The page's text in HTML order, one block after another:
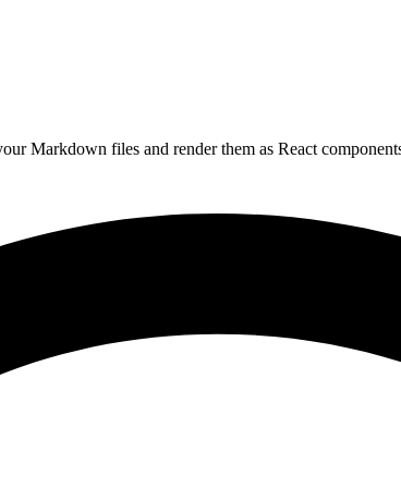
Markdown files and render them as React